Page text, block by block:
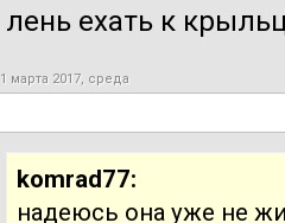
лень ехать к
1 марта 2017, среда
komrad77:
надеюсь она уже не